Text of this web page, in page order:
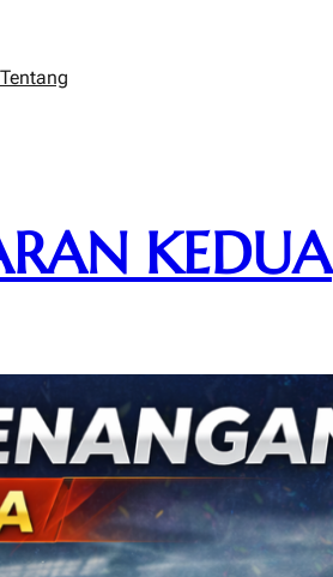
Tentang
KEDUA